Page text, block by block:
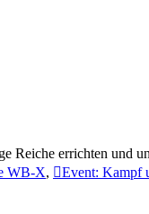
Reiche errichten und
WB-X, Event: Kampf